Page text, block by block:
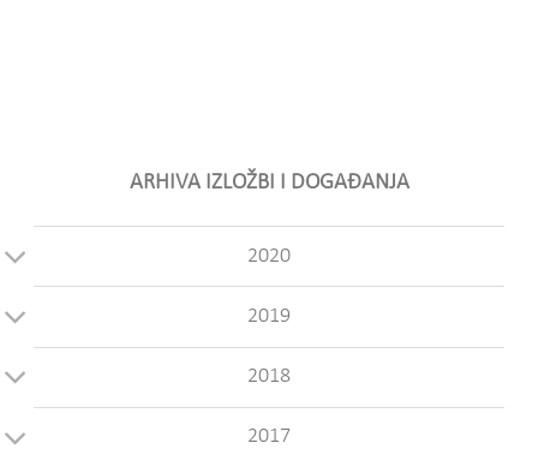
ARHIVA IZLOŽBI I DOGAĐANJA
2020
2019
2018
2017